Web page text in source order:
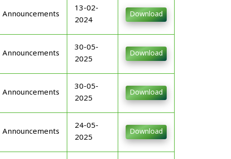
Announcements
13-02-
2024
Download
Announcements
30-05-
2025
Download
Announcements
30-05-
2025
Download
Announcements
24-05-
2025
Download